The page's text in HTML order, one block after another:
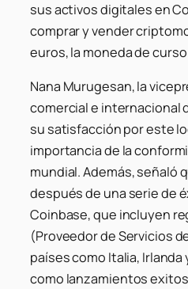
sus activos digitales en
comprar y vender
euros, la moneda de
Nana Murugesan, la
comercial e internacional
su satisfacción por este
importancia de la
mundial. Además, señaló
después de una serie de
Coinbase, que incluyen
(Proveedor de Servicios
países como Italia, Irlanda
como lanzamientos